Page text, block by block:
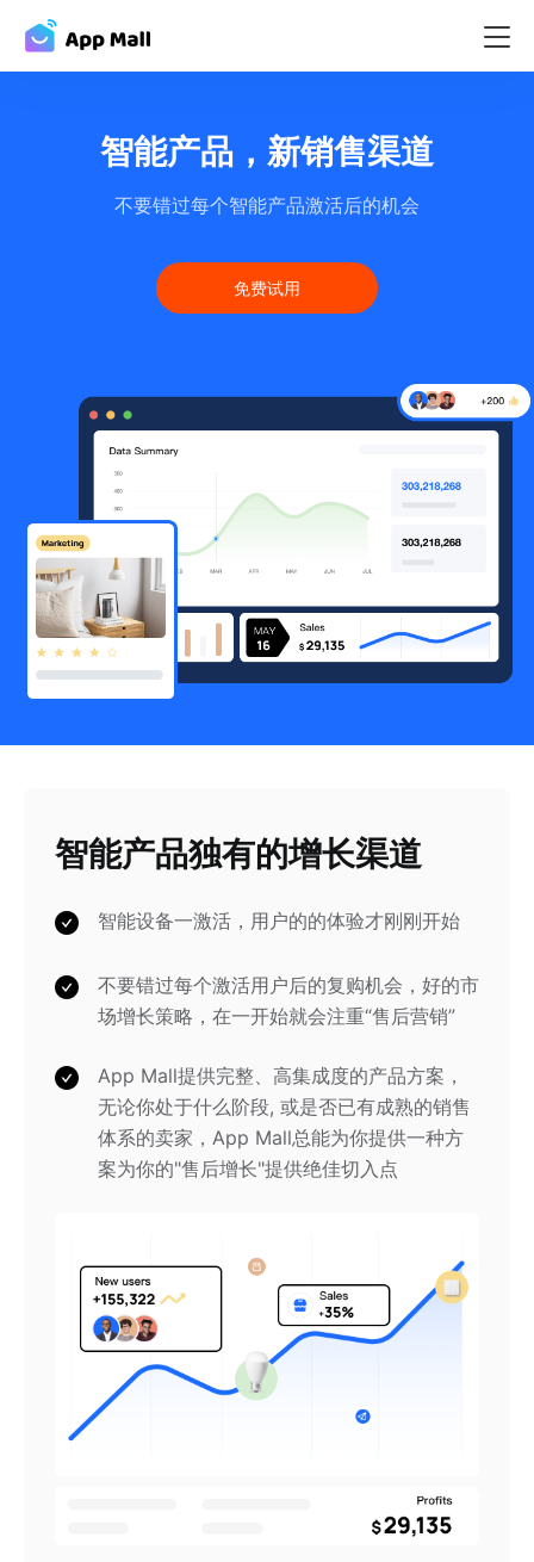
智能产品，新销售渠道
不要错过每个智能产品激活后的机会
免费试用
智能产品独有的增长渠道
智能设备一激活，用户的的体验才刚刚开始
不要错过每个激活用户后的复购机会，好的市
场增长策略，在一开始就会注重“售后营销”
App Mall提供完整、高集成度的产品方案，
无论你处于什么阶段, 或是否已有成熟的销售
体系的卖家，App Mall总能为你提供一种方
案为你的"售后增长"提供绝佳切入点